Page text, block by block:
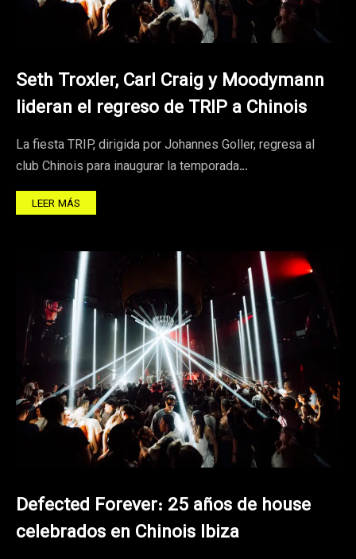
Seth Troxler, Carl Craig y Moodymann
lideran el regreso de TRIP a Chinois
La fiesta TRIP, dirigida por Johannes Goller, regresa al
club Chinois para inaugurar la temporada…
LEER MÁS
Defected Forever: 25 años de house
celebrados en Chinois Ibiza